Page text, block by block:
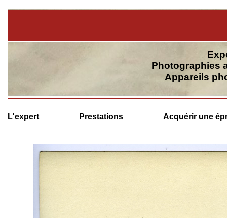
Photographies
Appareils
L'expert Prestations Acquérir une